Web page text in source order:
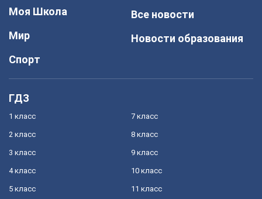
Моя Школа
Мир
Спорт
Все новости
Новости образования
ГДЗ
1 класс
2 класс
3 класс
4 класс
5 класс
7 класс
8 класс
9 класс
10 класс
11 класс